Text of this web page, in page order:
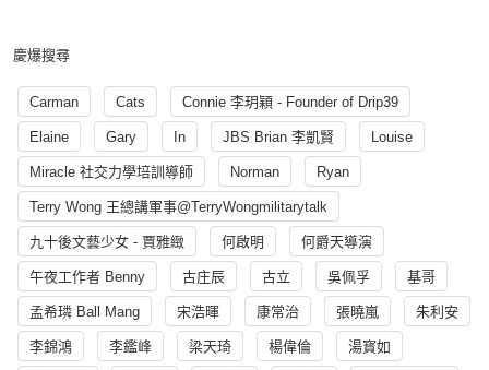
慶爆搜尋
Carman Cats Connie 李玥穎 - Founder of Drip39
Elaine Gary In JBS Brian 李凱賢 Louise
Miracle 社交力學培訓導師 Norman Ryan
Terry Wong 王總講軍事@TerryWongmilitarytalk
九十後文藝少女 - 賈雅緻 何啟明 何爵天導演
午夜工作者 Benny 古庄辰 古立 吳佩孚 基哥
孟希璘 Ball Mang 宋浩暉 康常治 張曉嵐 朱利安
李錦鴻 李鑑峰 梁天琦 楊偉倫 湯寳如